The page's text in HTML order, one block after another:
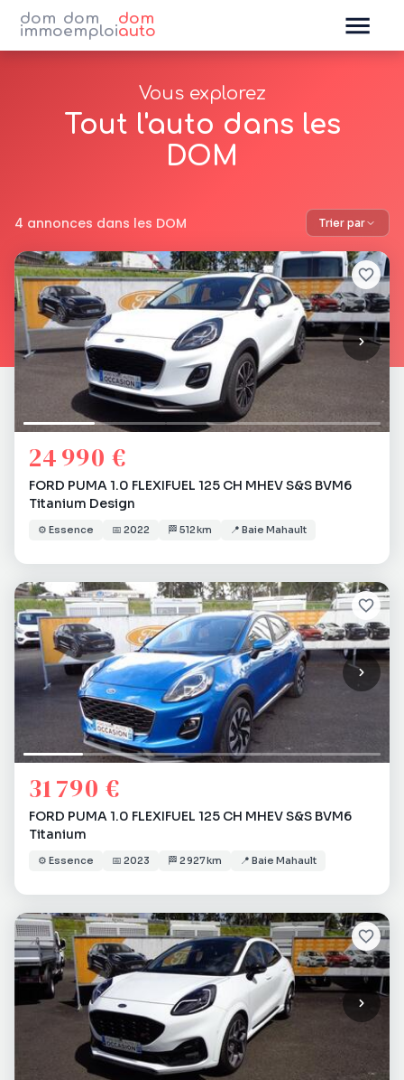
dom
immo
dom
emploi
dom
auto
Vous explorez
Tout l'auto dans les
DOM
4 annonces dans les DOM Trier par
24 990 €
FORD PUMA 1.0 FLEXIFUEL 125 CH MHEV S&S BVM6
Titanium Design
⚙️ Essence 📅 2022 🏁 512 km 📍 Baie Mahault
31 790 €
FORD PUMA 1.0 FLEXIFUEL 125 CH MHEV S&S BVM6
Titanium
⚙️ Essence 📅 2023 🏁 2 927 km 📍 Baie Mahault